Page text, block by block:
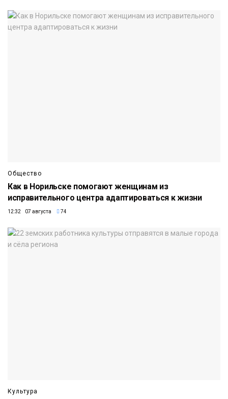
Общество
Как в Норильске помогают женщинам из
исправительного центра адаптироваться к жизни
12:32 07 августа 74
Культура